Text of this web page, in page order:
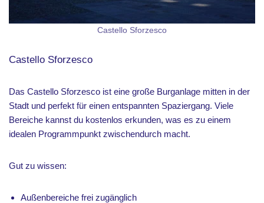
Castello Sforzesco
Castello Sforzesco
Das Castello Sforzesco ist eine große Burganlage mitten in der
Stadt und perfekt für einen entspannten Spaziergang. Viele
Bereiche kannst du kostenlos erkunden, was es zu einem
idealen Programmpunkt zwischendurch macht.
Gut zu wissen:
Außenbereiche frei zugänglich